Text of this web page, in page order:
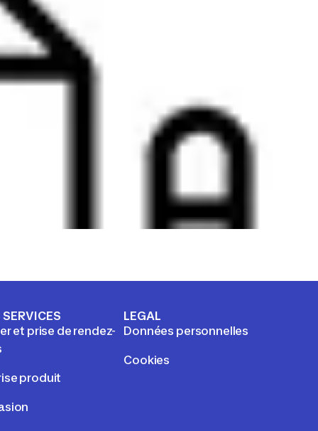
SERVICES
et prise de rendez-
produit
LEGAL
Données personnelles
Cookies